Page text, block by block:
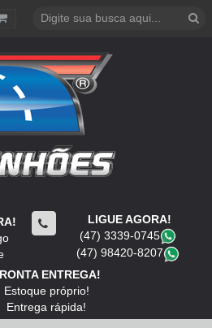
LIGUE AGORA!
(47) 3339-0745
(47) 98420-8207
ENTREGA!
Estoque próprio!
Entrega rápida!